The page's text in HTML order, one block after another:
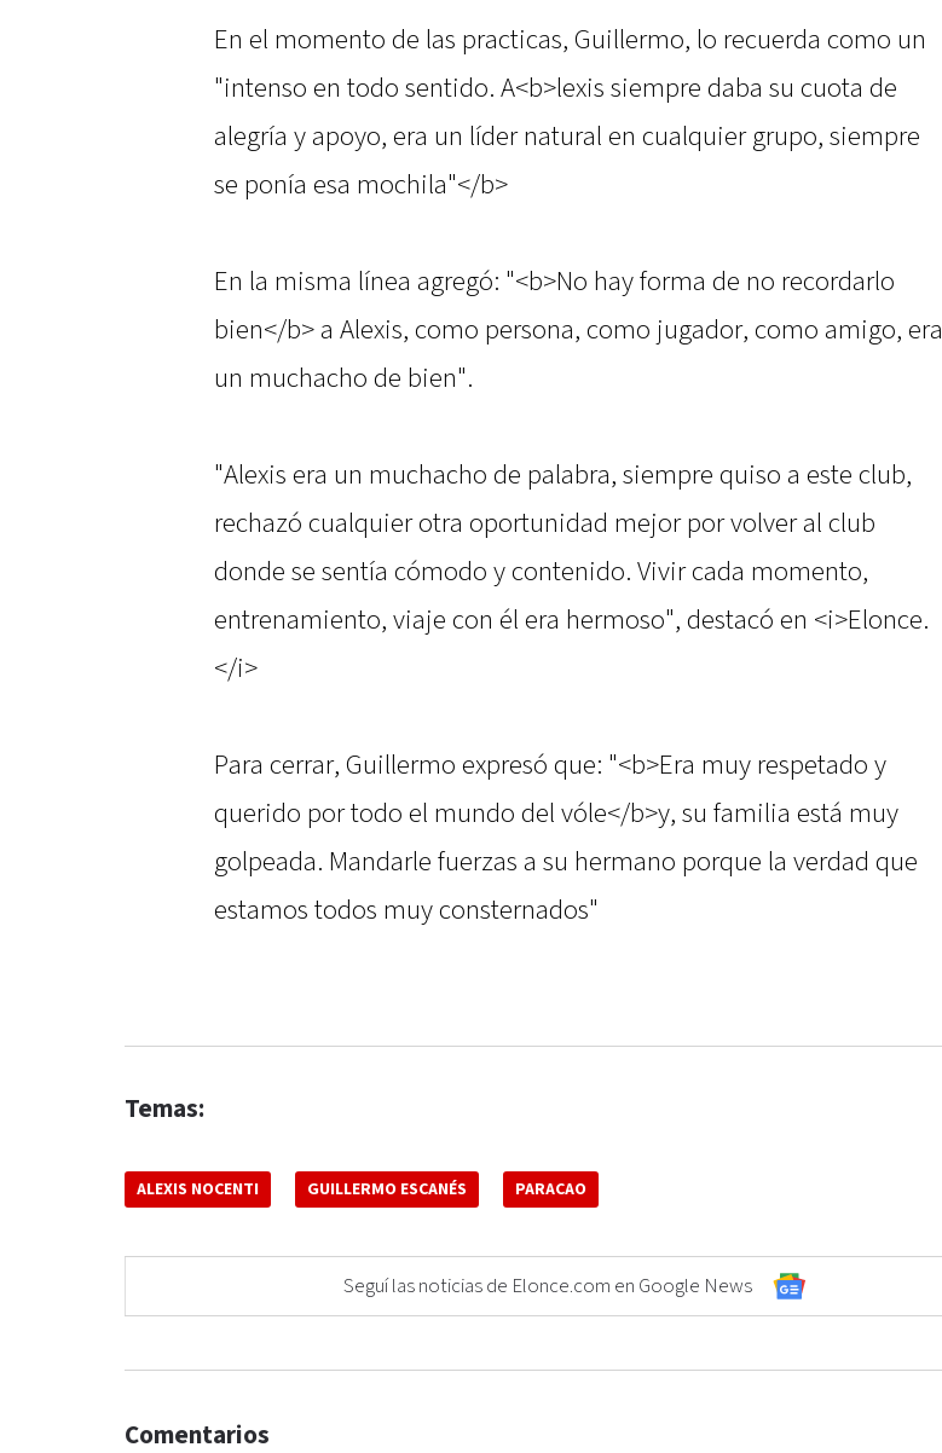
En el momento de las practicas, Guillermo, lo recuerda como un
"intenso en todo sentido. A<b>lexis siempre daba su cuota de
alegría y apoyo, era un líder natural en cualquier grupo, siempre
se ponía esa mochila"</b>
En la misma línea agregó: "<b>No hay forma de no recordarlo
bien</b> a Alexis, como persona, como jugador, como amigo, era
un muchacho de bien".
"Alexis era un muchacho de palabra, siempre quiso a este club,
rechazó cualquier otra oportunidad mejor por volver al club
donde se sentía cómodo y contenido. Vivir cada momento,
entrenamiento, viaje con él era hermoso", destacó en <i>Elonce.
</i>
Para cerrar, Guillermo expresó que: "<b>Era muy respetado y
querido por todo el mundo del vóle</b>y, su familia está muy
golpeada. Mandarle fuerzas a su hermano porque la verdad que
estamos todos muy consternados"
Temas:
ALEXIS NOCENTI GUILLERMO ESCANÉS PARACAO
Seguí las noticias de Elonce.com en Google News
Comentarios